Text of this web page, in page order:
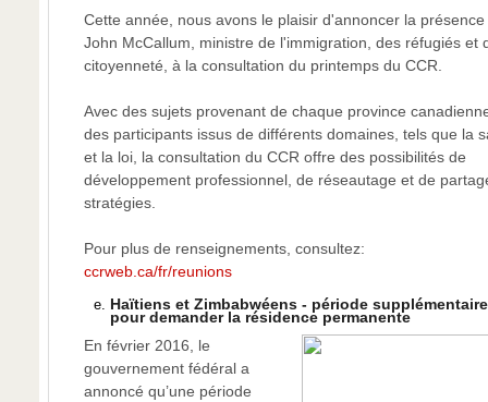
Cette année, nous avons le plaisir d'annoncer la présence
John McCallum, ministre de l'immigration, des réfugiés et
citoyenneté, à la consultation du printemps du CCR.
Avec des sujets provenant de chaque province
des participants issus de différents domaines, tels que la
et la loi, la consultation du CCR offre des possibilités de
développement professionnel, de réseautage et de
stratégies.
Pour plus de renseignements, consultez:
ccrweb.ca/fr/reunions
Haïtiens et Zimbabwéens - période supplémentaire
pour demander la résidence permanente
En février 2016, le
gouvernement fédéral a
annoncé qu’une période